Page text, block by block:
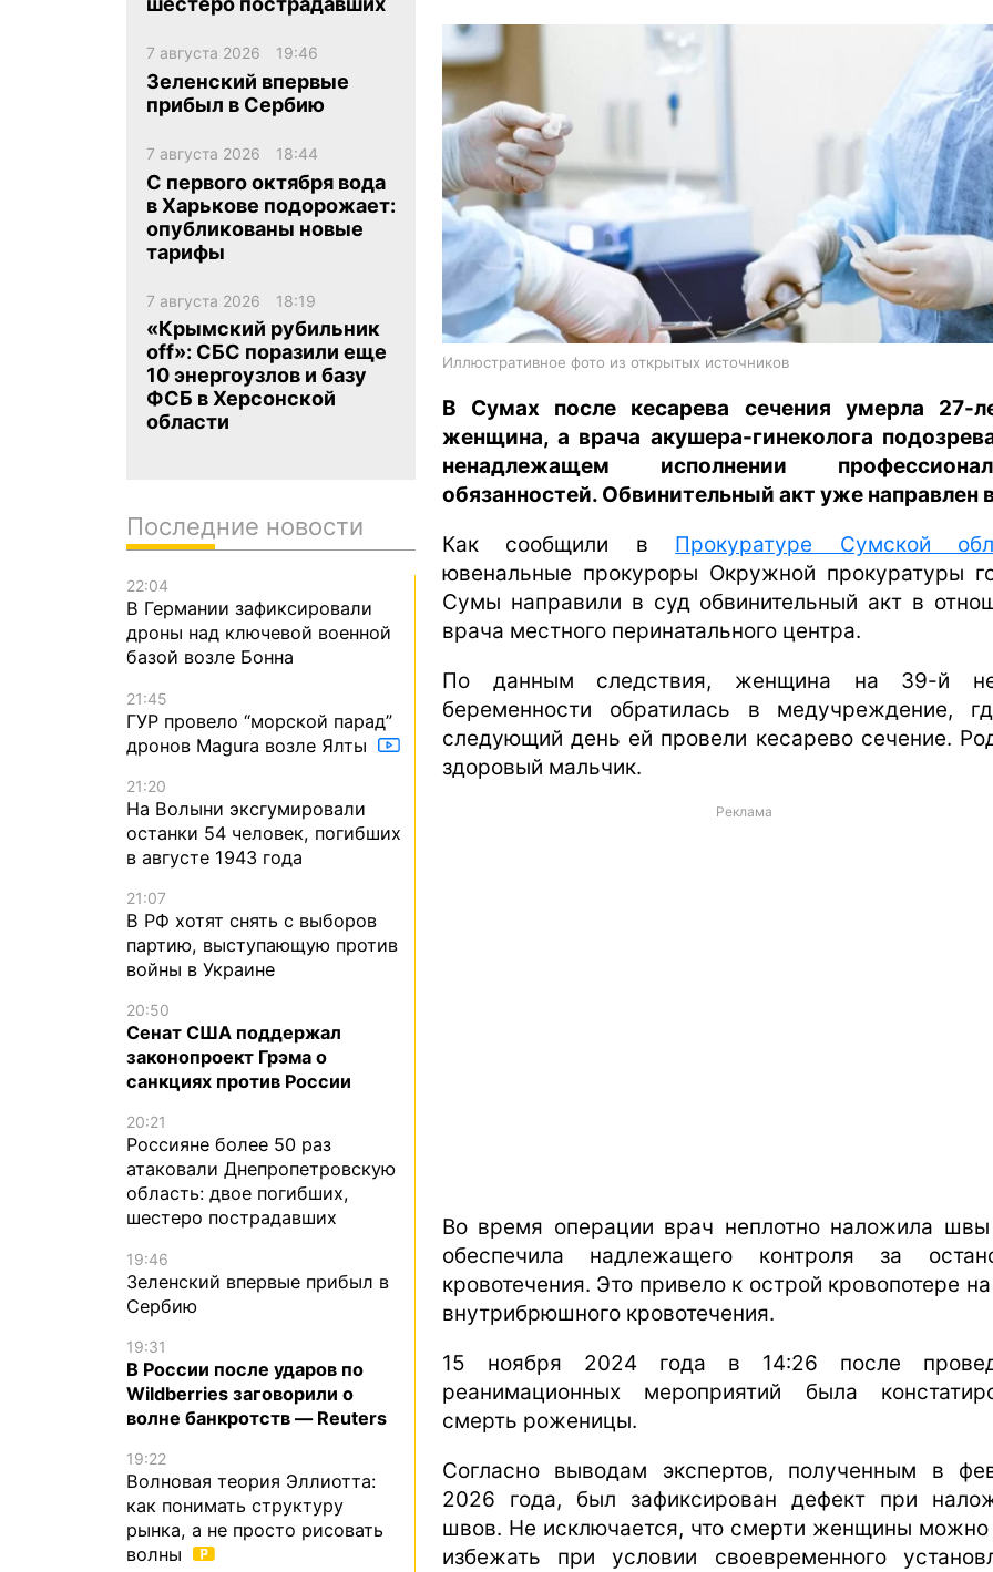
en
Иллюстративное фото из открытых источников
В Сумах после кесарева сечения умерла 27-
женщина, а врача акушера-гинеколога
ненадлежащем исполнении
обязанностей. Обвинительный акт уже направлен
Как сообщили в Прокуратуре Сумской
ювенальные прокуроры Окружной прокуратуры
Сумы направили в суд обвинительный акт в
врача местного перинатального центра.
По данным следствия, женщина на 39-й
беременности обратилась в медучреждение,
следующий день ей провели кесарево сечение.
здоровый мальчик.
Реклама
Во время операции врач неплотно наложила
обеспечила надлежащего контроля за
кровотечения. Это привело к острой кровопотере
внутрибрюшного кровотечения.
15 ноября 2024 года в 14:26 после
реанимационных мероприятий была
смерть роженицы.
Согласно выводам экспертов, полученным в
2026 года, был зафиксирован дефект при
швов. Не исключается, что смерти женщины
избежать при условии своевременного
7 августа 2026 19:46
Зеленский впервые
прибыл в Сербию
7 августа 2026 18:44
С первого октября вода
в Харькове подорожает:
опубликованы новые
тарифы
7 августа 2026 18:19
«Крымский рубильник
off»: СБС поразили еще
10 энергоузлов и базу
ФСБ в Херсонской
области
Последние новости
22:04
В Германии зафиксировали
дроны над ключевой военной
базой возле Бонна
21:45
ГУР провело “морской парад”
дронов Magura возле Ялты
21:20
На Волыни эксгумировали
останки 54 человек, погибших
в августе 1943 года
21:07
В РФ хотят снять с выборов
партию, выступающую против
войны в Украине
20:50
Сенат США поддержал
законопроект Грэма о
санкциях против России
20:21
Россияне более 50 раз
атаковали Днепропетровскую
область: двое погибших,
шестеро пострадавших
19:46
Зеленский впервые прибыл в
Сербию
19:31
В России после ударов по
Wildberries заговорили о
волне банкротств — Reuters
19:22
Волновая теория Эллиотта:
как понимать структуру
рынка, а не просто рисовать
волны